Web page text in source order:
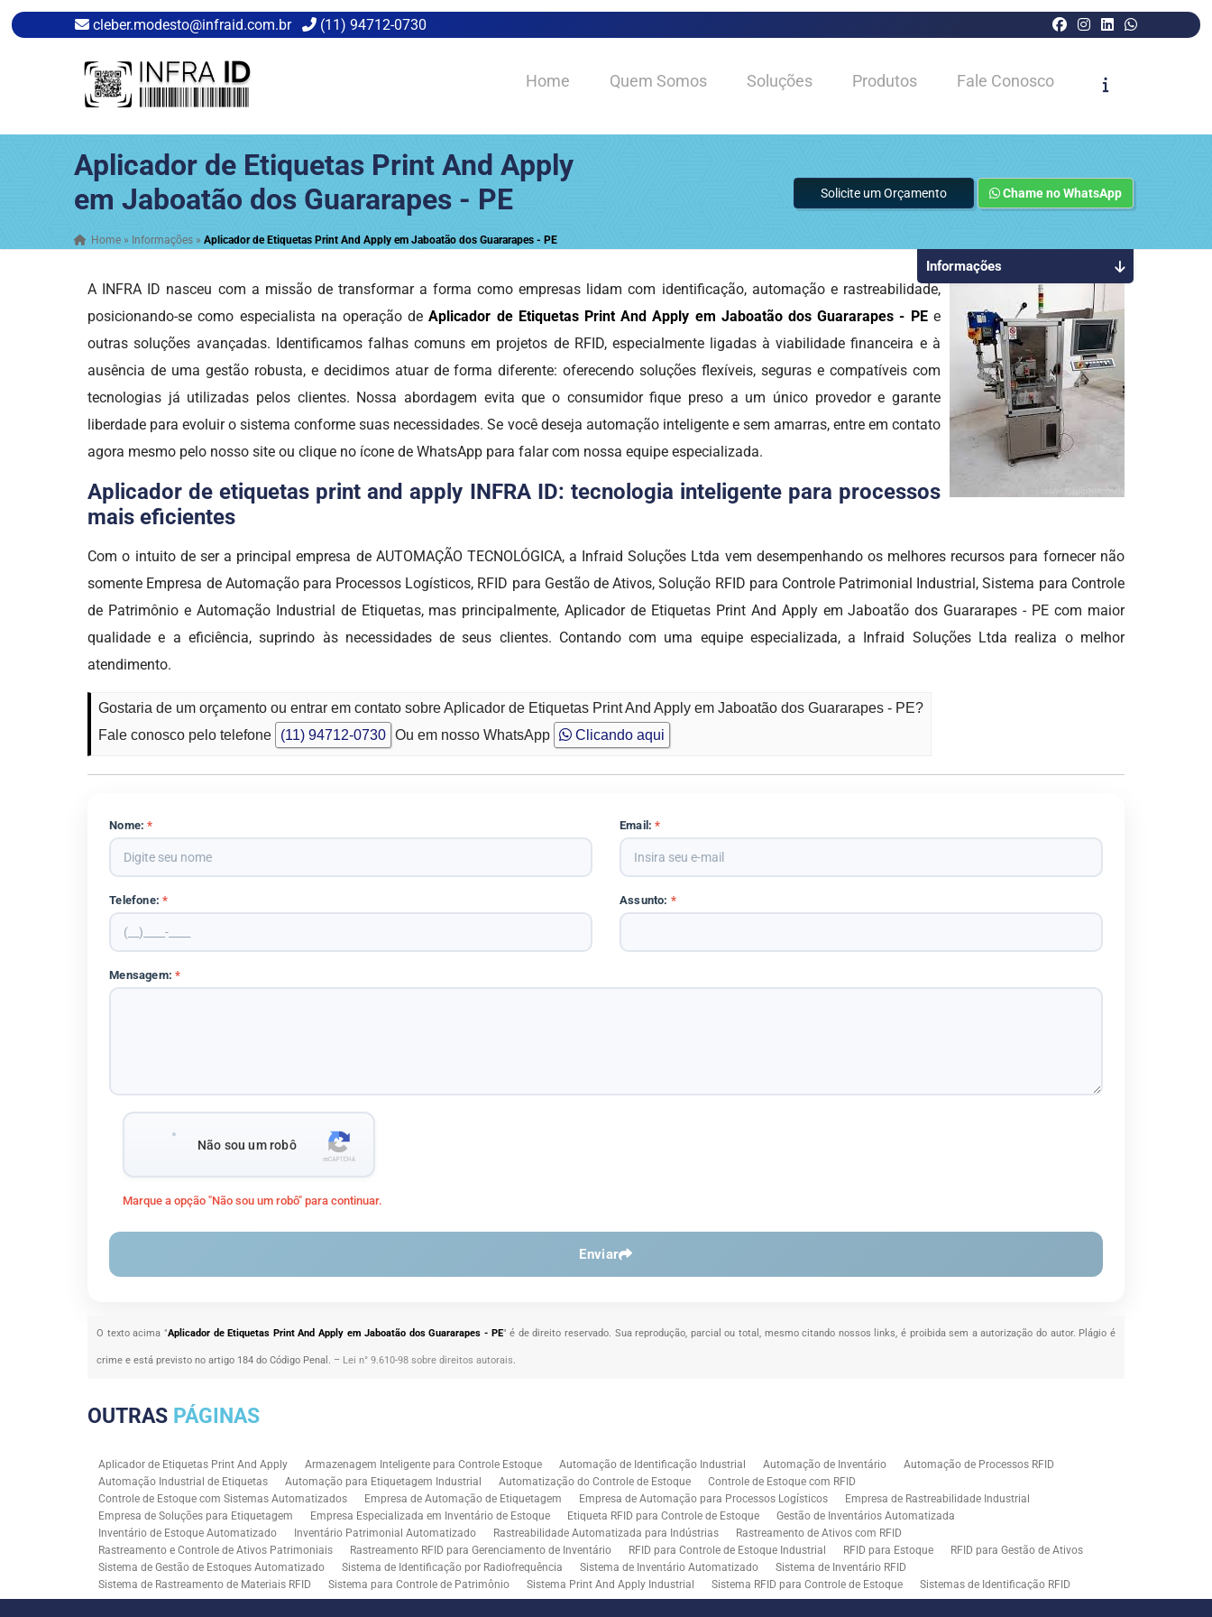
cleber.modesto@infraid.com.br (11) 94712-0730
Home Quem Somos Soluções Produtos Fale Conosco
Aplicador de Etiquetas Print And Apply
em Jaboatão dos Guararapes - PE
Home » Informações »Aplicador de Etiquetas Print And Apply em Jaboatão dos Guararapes - PE
Solicite um Orçamento Chame no WhatsApp
A INFRA ID nasceu com a missão de transformar a forma como empresas lidam com identificação, automação e rastreabilidade,
posicionando-se como especialista na operação deAplicador de Etiquetas Print And Apply em Jaboatão dos Guararapes - PEe
outras soluções avançadas. Identificamos falhas comuns em projetos de RFID, especialmente ligadas à viabilidade financeira e à
ausência de uma gestão robusta, e decidimos atuar de forma diferente: oferecendo soluções flexíveis, seguras e compatíveis com
tecnologias já utilizadas pelos clientes. Nossa abordagem evita que o consumidor fique preso a um único provedor e garante
liberdade para evoluir o sistema conforme suas necessidades. Se você deseja automação inteligente e sem amarras, entre em contato
agora mesmo pelo nosso site ou clique no ícone de WhatsApp para falar com nossa equipe especializada.
Aplicador de etiquetas print and apply INFRA ID: tecnologia inteligente para processos
mais eficientes
Com o intuito de ser a principal empresa de AUTOMAÇÃO TECNOLÓGICA, a Infraid Soluções Ltda vem desempenhando os melhores recursos para fornecer não
somente Empresa de Automação para Processos Logísticos, RFID para Gestão de Ativos, Solução RFID para Controle Patrimonial Industrial, Sistema para Controle
de Patrimônio e Automação Industrial de Etiquetas, mas principalmente, Aplicador de Etiquetas Print And Apply em Jaboatão dos Guararapes - PE com maior
qualidade e a eficiência, suprindo às necessidades de seus clientes. Contando com uma equipe especializada, a Infraid Soluções Ltda realiza o melhor
atendimento.
Gostaria de um orçamento ou entrar em contato sobre Aplicador de Etiquetas Print And Apply em Jaboatão dos Guararapes - PE?
Fale conosco pelo telefone
(11) 94712-0730 Ou em nosso WhatsApp Clicando aqui
Nome:* Email:*
Telefone:* Assunto: *
Mensagem:*
Não sou um robô
Marque a opção "Não sou um robô" para continuar.
Enviar
O texto acima "Aplicador de Etiquetas Print And Apply em Jaboatão dos Guararapes - PE" é de direito reservado. Sua reprodução, parcial ou total, mesmo citando nossos links, é proibida sem a autorização do autor. Plágio é
crime e está previsto no artigo 184 do Código Penal. – Lei n° 9.610-98 sobre direitos autorais.
Informações
OUTRAS PÁGINAS
Aplicador de Etiquetas Print And Apply Armazenagem Inteligente para Controle Estoque Automação de Identificação Industrial Automação de Inventário
Automação de Processos RFID
Automação Industrial de Etiquetas
Automação para Etiquetagem Industrial Automatização do Controle de Estoque
Controle de Estoque com RFID
Controle de Estoque com Sistemas Automatizados
Empresa de Automação de Etiquetagem Empresa de Automação para Processos Logísticos
Empresa de Rastreabilidade Industrial
Empresa de Soluções para Etiquetagem
Empresa Especializada em Inventário de Estoque Etiqueta RFID para Controle de Estoque
Gestão de Inventários Automatizada
Inventário de Estoque Automatizado
Inventário Patrimonial Automatizado Rastreabilidade Automatizada para Indústrias
Rastreamento de Ativos com RFID
Rastreamento e Controle de Ativos Patrimoniais
Rastreamento RFID para Gerenciamento de Inventário RFID para Controle de Estoque Industrial RFID para Estoque
RFID para Gestão de Ativos
Sistema de Gestão de Estoques Automatizado
Sistema de Identificação por Radiofrequência Sistema de Inventário Automatizado
Sistema de Inventário RFID
Sistema de Rastreamento de Materiais RFID
Sistema para Controle de Patrimônio Sistema Print And Apply Industrial Sistema RFID para Controle de Estoque
Sistemas de Identificação RFID
Solução RFID para Controle Patrimonial Industrial
Solução RFID para Indústria Soluções de Impressão e Aplicação de Etiquetas
Soluções em Rastreamento RFID